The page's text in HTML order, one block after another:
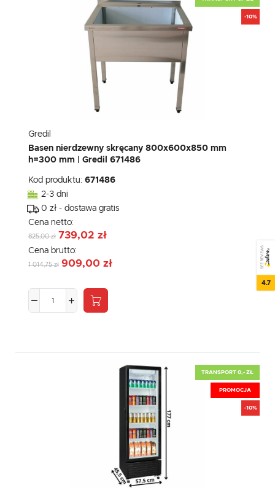
-10%
Gredil
Basen nierdzewny skręcany 800x600x850 mm
h=300 mm | Gredil 671486
Kod produktu: 671486
2-3 dni
0 zł - dostawa gratis
Cena netto:
825,00 zł 739,02 zł
Cena brutto:
1 014,75 zł 909,00 zł
TRANSPORT 0,- ZŁ
PROMOCJA
-10%
SEE REVIEWS
4.7